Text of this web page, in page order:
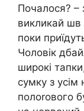
Почалося?
викликай шв
поки
Чоловік
широкі
сумку з усім
полоrового